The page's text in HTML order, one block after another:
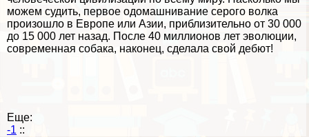
можем судить, первое одомашнивание серого волка
произошло в Европе или Азии, приблизительно от 30 000
до 15 000 лет назад. После 40 миллионов лет эволюции,
современная собака, наконец, сделала свой дебют!
Еще:
-1 ::